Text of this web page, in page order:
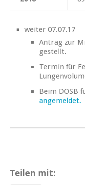
weiter 07.07.17
Antrag zur
gestellt.
Termin für
Beim DOSB
angemeldet.
Teilen mit: